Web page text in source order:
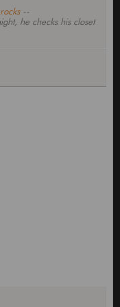
--
he checks his closet